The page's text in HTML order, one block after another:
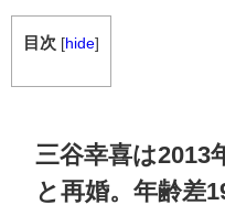
目次 [hide]
三谷幸喜は2013
と再婚。年齢差